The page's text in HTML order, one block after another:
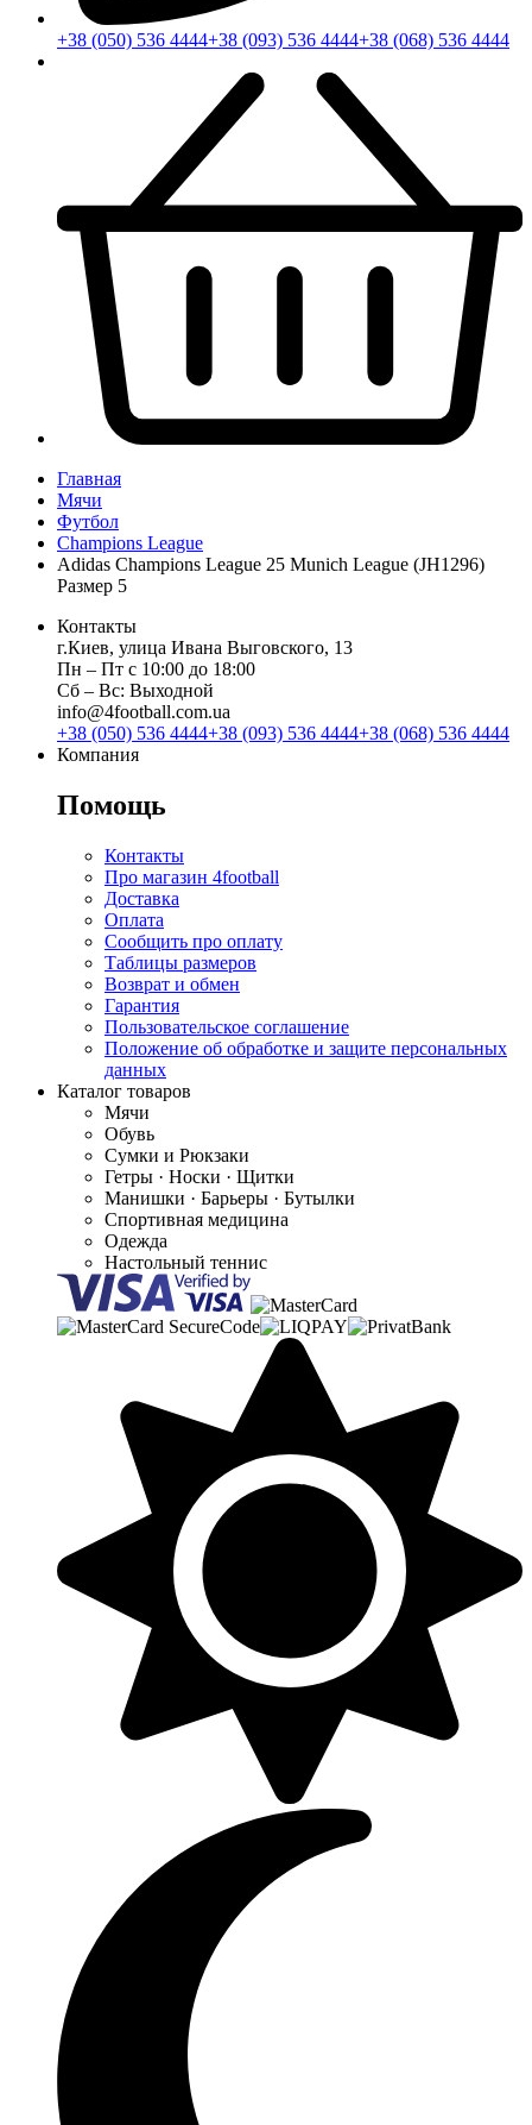
+38 (050) 536 4444+38 (093) 536 4444+38 (068) 536 4444
Главная
Мячи
Футбол
Champions League
Adidas Champions League 25 Munich League (JH1296)
Размер 5
Контакты
г.Киев, улица Ивана Выговского, 13
Пн ‒ Пт с 10:00 до 18:00
Сб ‒ Вс: Выходной
info@4football.com.ua
+38 (050) 536 4444+38 (093) 536 4444+38 (068) 536 4444
Компания
Помощь
Контакты
Про магазин 4football
Доставка
Оплата
Сообщить про оплату
Таблицы размеров
Возврат и обмен
Гарантия
Пользовательское соглашение
Положение об обработке и защите персональных
данных
Каталог товаров
Мячи
Обувь
Сумки и Рюкзаки
Гетры · Носки · Щитки
Манишки · Барьеры · Бутылки
Спортивная медицина
Одежда
Настольный теннис